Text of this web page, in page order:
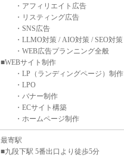
・アフィリエイト広告
・リスティング広告
・SNS広告
・LLMO対策 / AIO対策 / SEO対策
・WEB広告プランニング全般
■WEBサイト制作
・LP（ランディングページ）制作
・LPO
・バナー制作
・ECサイト構築
・ホームページ制作
最寄駅
■九段下駅 5番出口より徒歩5分